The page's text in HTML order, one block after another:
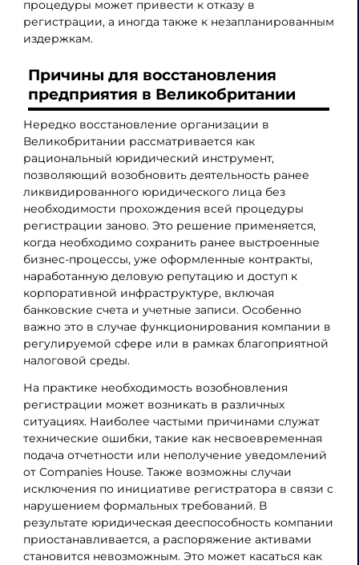
процедуры может привести к отказу в
регистрации, а иногда также к незапланированным
издержкам.
Причины для восстановления
предприятия в Великобритании
Нередко восстановление организации в
Великобритании рассматривается как
рациональный юридический инструмент,
позволяющий возобновить деятельность ранее
ликвидированного юридического лица без
необходимости прохождения всей процедуры
регистрации заново. Это решение применяется,
когда необходимо сохранить ранее выстроенные
бизнес-процессы, уже оформленные контракты,
наработанную деловую репутацию и доступ к
корпоративной инфраструктуре, включая
банковские счета и учетные записи. Особенно
важно это в случае функционирования компании в
регулируемой сфере или в рамках благоприятной
налоговой среды.
На практике необходимость возобновления
регистрации может возникать в различных
ситуациях. Наиболее частыми причинами служат
технические ошибки, такие как несвоевременная
подача отчетности или неполучение уведомлений
от Companies House. Также возможны случаи
исключения по инициативе регистратора в связи с
нарушением формальных требований. В
результате юридическая дееспособность компании
приостанавливается, а распоряжение активами
становится невозможным. Это может касаться как